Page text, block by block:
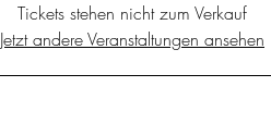
Tickets stehen nicht zum Verkauf
Jetzt andere Veranstaltungen ansehen